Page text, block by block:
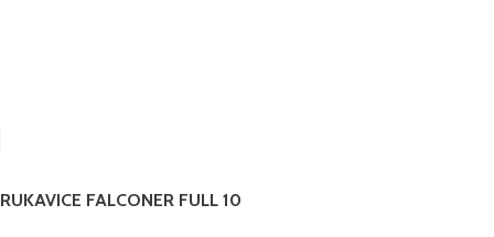
RUKAVICE FALCONER FULL 10